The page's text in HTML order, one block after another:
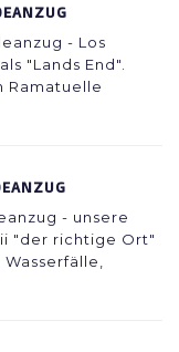
- Los
"Lands End".
Ramatuelle
- unsere
"der richtige Ort"